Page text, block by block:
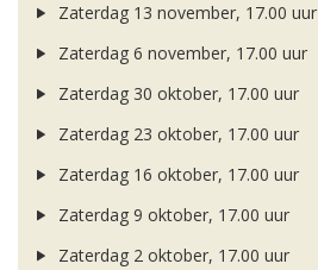
Zaterdag 13 november, 17.00 uur
Zaterdag 6 november, 17.00 uur
Zaterdag 30 oktober, 17.00 uur
Zaterdag 23 oktober, 17.00 uur
Zaterdag 16 oktober, 17.00 uur
Zaterdag 9 oktober, 17.00 uur
Zaterdag 2 oktober, 17.00 uur